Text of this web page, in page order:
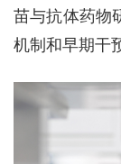
苗与抗体药物
机制和早期干